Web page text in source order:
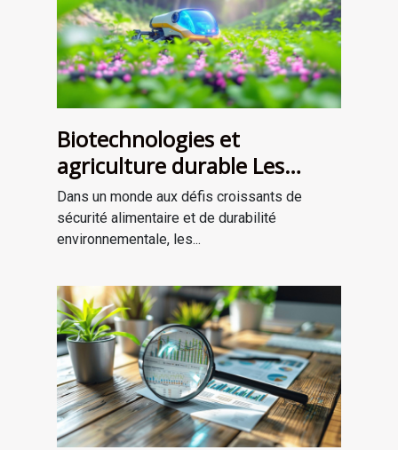
Biotechnologies et
agriculture durable Les
solutions innovantes pour
nourrir la planète
Dans un monde aux défis croissants de
sécurité alimentaire et de durabilité
environnementale, les...